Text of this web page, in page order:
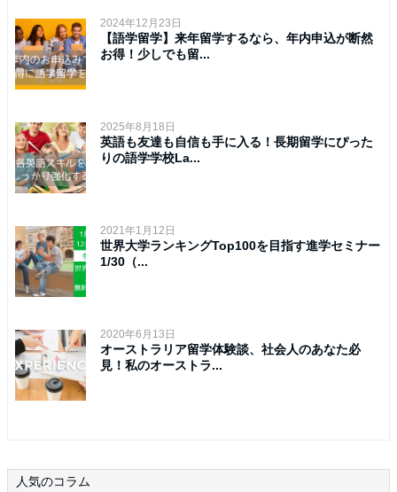
2024年12月23日
【語学留学】来年留学するなら、年内申込が断然
お得！少しでも留...
2025年8月18日
英語も友達も自信も手に入る！長期留学にぴった
りの語学学校La...
2021年1月12日
世界大学ランキングTop100を目指す進学セミナー
1/30（...
2020年6月13日
オーストラリア留学体験談、社会人のあなた必
見！私のオーストラ...
人気のコラム